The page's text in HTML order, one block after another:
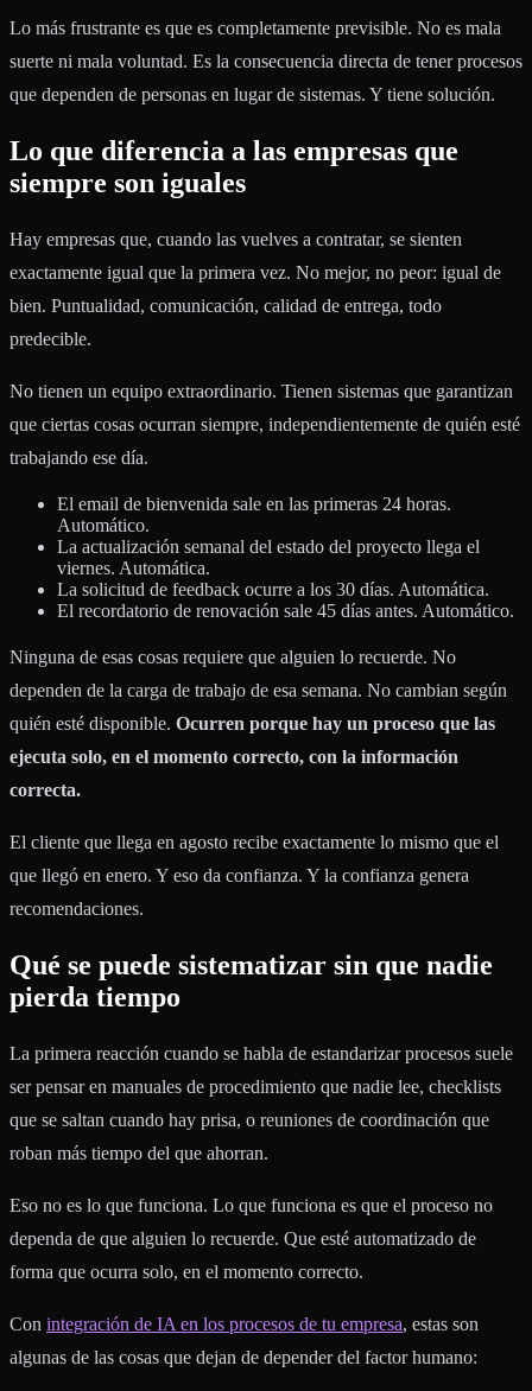
Lo más frustrante es que es completamente previsible. No es mala
suerte ni mala voluntad. Es la consecuencia directa de tener procesos
que dependen de personas en lugar de sistemas. Y tiene solución.
Lo que diferencia a las empresas que
siempre son iguales
Hay empresas que, cuando las vuelves a contratar, se sienten
exactamente igual que la primera vez. No mejor, no peor: igual de
bien. Puntualidad, comunicación, calidad de entrega, todo
predecible.
No tienen un equipo extraordinario. Tienen sistemas que garantizan
que ciertas cosas ocurran siempre, independientemente de quién esté
trabajando ese día.
El email de bienvenida sale en las primeras 24 horas.
Automático.
La actualización semanal del estado del proyecto llega el
viernes. Automática.
La solicitud de feedback ocurre a los 30 días. Automática.
El recordatorio de renovación sale 45 días antes. Automático.
Ninguna de esas cosas requiere que alguien lo recuerde. No
dependen de la carga de trabajo de esa semana. No cambian según
quién esté disponible. Ocurren porque hay un proceso que las
ejecuta solo, en el momento correcto, con la información
correcta.
El cliente que llega en agosto recibe exactamente lo mismo que el
que llegó en enero. Y eso da confianza. Y la confianza genera
recomendaciones.
Qué se puede sistematizar sin que nadie
pierda tiempo
La primera reacción cuando se habla de estandarizar procesos suele
ser pensar en manuales de procedimiento que nadie lee, checklists
que se saltan cuando hay prisa, o reuniones de coordinación que
roban más tiempo del que ahorran.
Eso no es lo que funciona. Lo que funciona es que el proceso no
dependa de que alguien lo recuerde. Que esté automatizado de
forma que ocurra solo, en el momento correcto.
Con integración de IA en los procesos de tu empresa, estas son
algunas de las cosas que dejan de depender del factor humano: